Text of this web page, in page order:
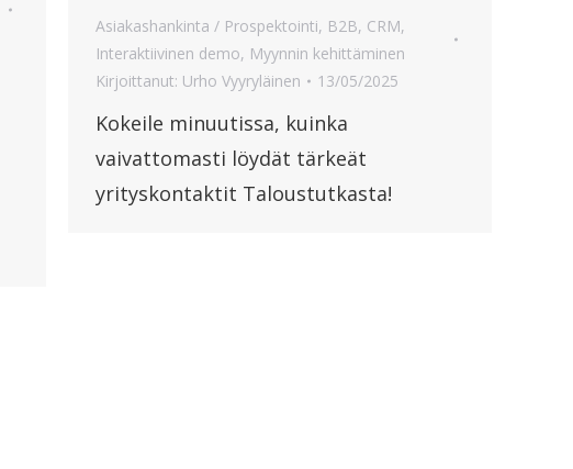
Asiakashankinta / Prospektointi, B2B, CRM,
Interaktiivinen demo, Myynnin kehittäminen
Kirjoittanut: Urho Vyyryläinen 13/05/2025
Kokeile minuutissa, kuinka
vaivattomasti löydät tärkeät
yrityskontaktit Taloustutkasta!